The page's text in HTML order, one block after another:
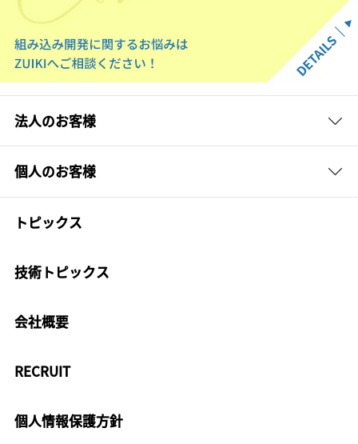
法人のお客様
個人のお客様
トピックス
技術トピックス
会社概要
RECRUIT
個人情報保護方針